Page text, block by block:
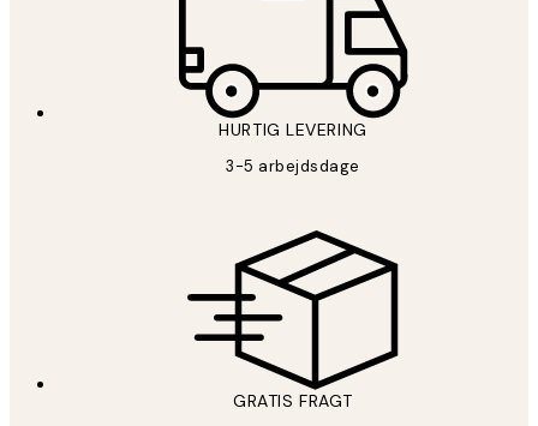
HURTIG LEVERING
3-5 arbejdsdage
GRATIS FRAGT